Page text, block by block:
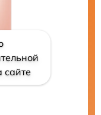
сайте